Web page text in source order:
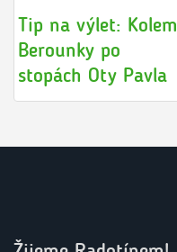
Tip na výlet: Kolem
Berounky po
stopách Oty Pavla